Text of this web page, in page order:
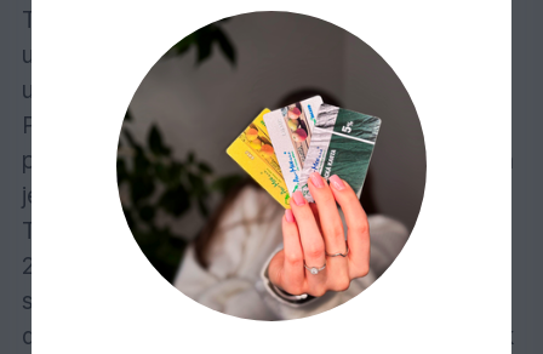
Tento systém terasového dřeva s clipem
umožňuje připevnění se shora neviditelným
uchycením.
Při instalaci terasových prken pomocí klipů je
první prkno stále potřeba připevnit vrutem na
jedné straně. Otvor pro vhodný vrut pro
Thermo dřevo je třeba předvrtat. Ponechte
20 mm mezeru mezi terasou a sousedící
stěnou domu. Dále se umístí terasový klip do
drážky na spodní straně prkna a připevní se k